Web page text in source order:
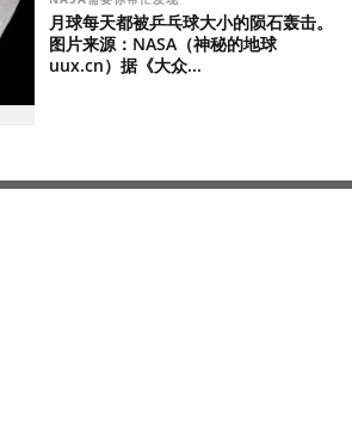
月球每天都被乒乓球大小的陨石轰击。
图片来源：NASA（神秘的地球
uux.cn）据《大众...